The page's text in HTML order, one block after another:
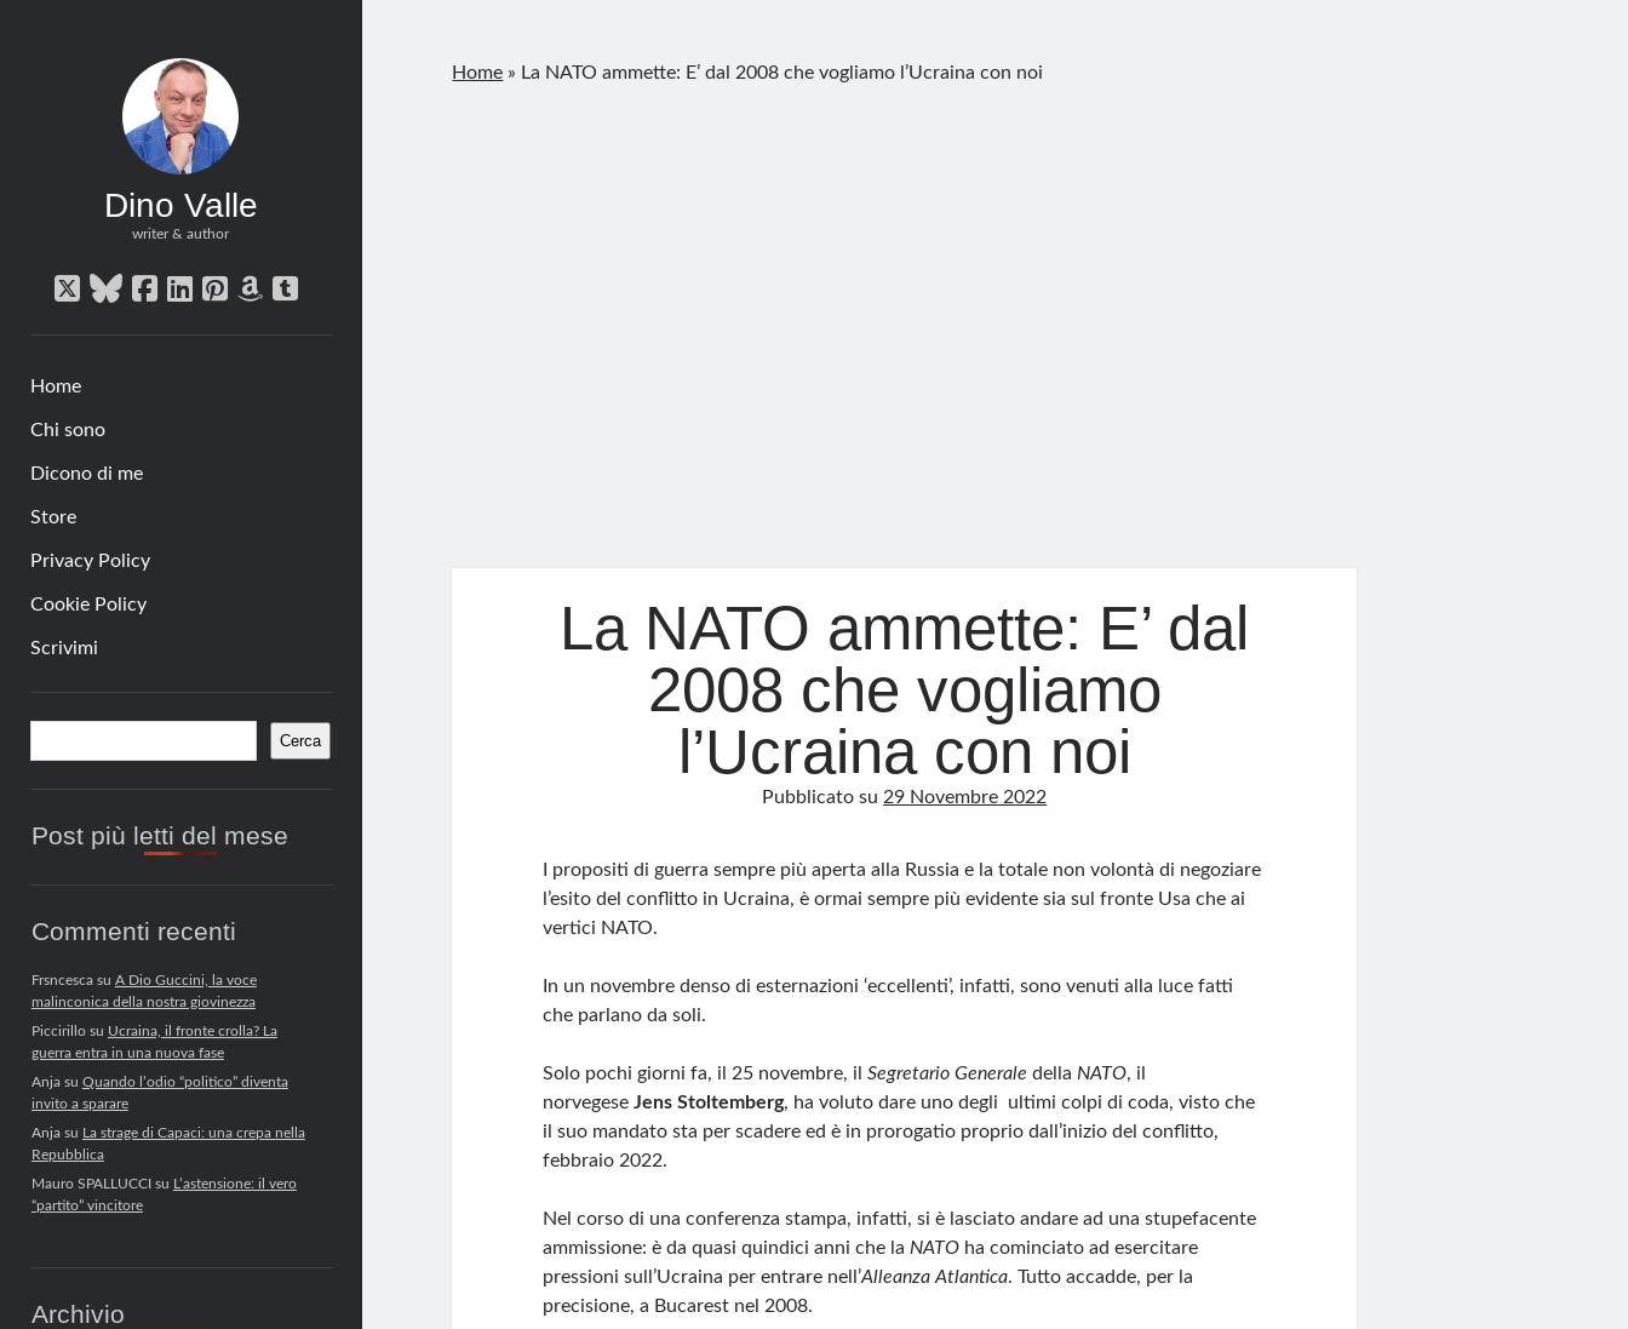
Dino Valle
writer & author
twitterbluesky
facebook
linkedin
pinterest
amazon
tumblr
Home
Chi sono
Dicono di me
Store
Privacy Policy
Cookie Policy
Scrivimi
Barra
laterale
Cerca
Post più letti del mese
Commenti recenti
Frsncescasu A Dio Guccini, la voce
malinconica della nostra giovinezza
Piccirillosu Ucraina, il fronte crolla? La
guerra entra in una nuova fase
Anjasu Quando l’odio “politico” diventa
invito a sparare
Anjasu La strage di Capaci: una crepa nella
Repubblica
Mauro SPALLUCCIsu L’astensione: il vero
“partito” vincitore
Archivio
Home » La NATO ammette: E’ dal 2008 che vogliamo l’Ucraina con noi
La NATO ammette: E’ dal
2008 che vogliamo
l’Ucraina con noi
Pubblicato su29 Novembre 2022
I propositi di guerra sempre più aperta alla Russia e la totale non volontà di negoziare
l’esito del conflitto in Ucraina, è ormai sempre più evidente sia sul fronte Usa che ai
vertici NATO.
In un novembre denso di esternazioni ‘eccellenti’, infatti, sono venuti alla luce fatti
che parlano da soli.
Solo pochi giorni fa, il 25 novembre, ilSegretario Generale dellaNATO, il
norvegeseJens Stoltemberg, ha voluto dare uno degli ultimi colpi di coda, visto che
il suo mandato sta per scadere ed è in prorogatio proprio dall’inizio del conflitto,
febbraio 2022.
Nel corso di una conferenza stampa, infatti, si è lasciato andare ad una stupefacente
ammissione: è da quasi quindici anni che laNATO ha cominciato ad esercitare
pressioni sull’Ucraina per entrare nell’Alleanza Atlantica. Tutto accadde, per la
precisione, a Bucarest nel 2008.